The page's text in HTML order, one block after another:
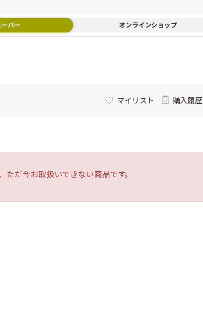
パー オンラインショップ
マイリスト 購入履歴
ただ今お取扱いできない商品です。